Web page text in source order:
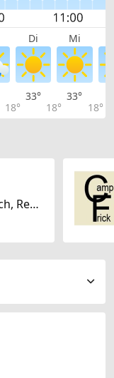
Di Mi
18°
33°
18°
33°
18°
Asiatisch, Schweizerisch, Regional, Saisonal, Niederländisch / Holländisch